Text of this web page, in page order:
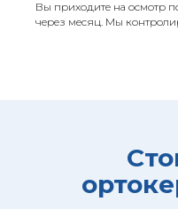
Вы приходите на осмотр
через месяц. Мы